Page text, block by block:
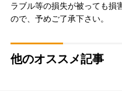
ラブル等の損失が被っても損
ので、予めご了承下さい。
他のオススメ記事